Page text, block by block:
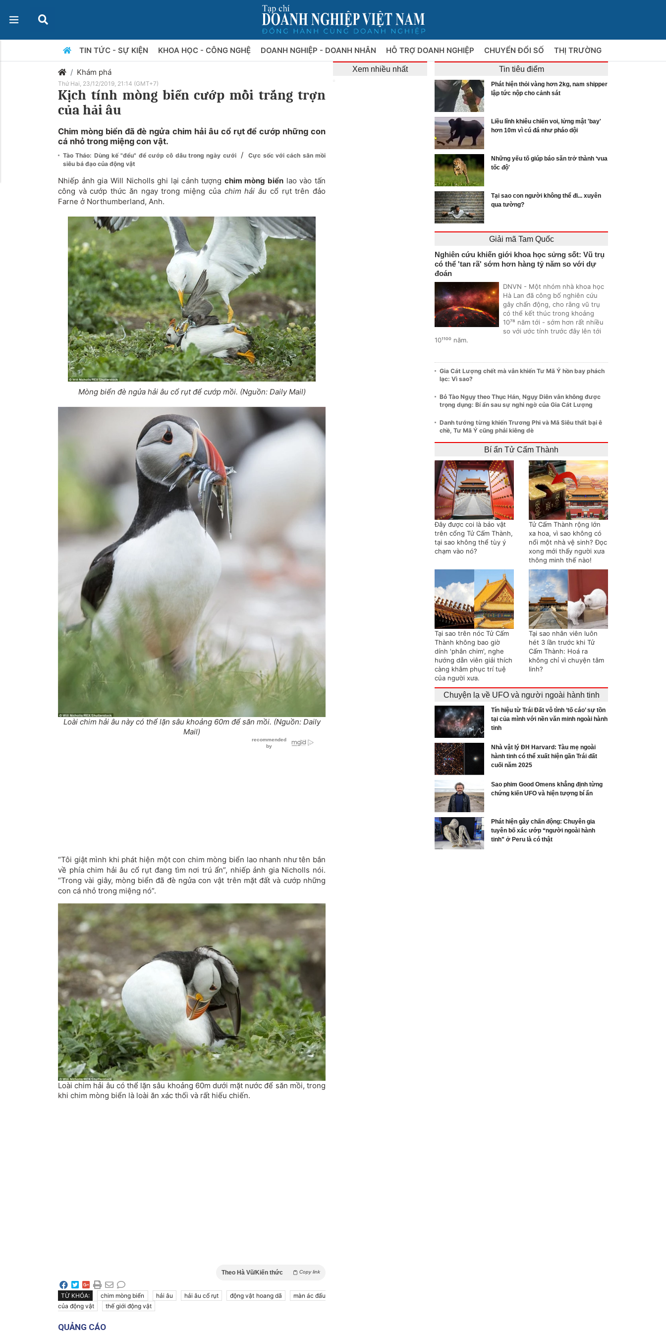
TIN TỨC - SỰ KIỆN KHOA HỌC - CÔNG NGHỆ DOANH NGHIỆP - DOANH NHÂN HỖ TRỢ DOANH NGHIỆP CHUYỂN ĐỔI SỐ THỊ TRƯỜNG
Khám phá
Thứ Hai, 23/12/2019, 21:14 (GMT+7)
Kịch tính mòng biển cướp mồi trắng trợn
của hải âu
Chim mòng biển đã đè ngửa chim hải âu cổ rụt để cướp những con
cá nhỏ trong miệng con vật.
Tào Tháo: Dùng kế "đểu" để cướp cô dâu trong ngày cưới /
Cực sốc với cách săn mồi
siêu bá đạo của động vật
Nhiếp ảnh gia Will Nicholls ghi lại cảnh tượng chim mòng biển lao vào tấn
công và cướp thức ăn ngay trong miệng của chim hải âu cổ rụt trên đảo
Farne ở Northumberland, Anh.
Mòng biển đè ngửa hải âu cổ rụt để cướp mồi. (Nguồn: Daily Mail)
Loài chim hải âu này có thể lặn sâu khoảng 60m để săn mồi. (Nguồn: Daily
Mail)
“Tôi giật mình khi phát hiện một con chim mòng biển lao nhanh như tên bắn
về phía chim hải âu cổ rụt đang tìm nơi trú ẩn”, nhiếp ảnh gia Nicholls nói.
“Trong vài giây, mòng biển đã đè ngửa con vật trên mặt đất và cướp những
con cá nhỏ trong miệng nó”.
Loài chim hải âu có thể lặn sâu khoảng 60m dưới mặt nước để săn mồi, trong
khi chim mòng biển là loài ăn xác thối và rất hiếu chiến.
Theo Hà Vũ/Kiến thức Copy link
TỪ KHÓA: chim mòng biển hải âu hải âu cổ rụt động vật hoang dã
màn ác đấu
của động vật
thế giới động vật
QUẢNG CÁO
Xem nhiều nhất Tin tiêu điểm
Phát hiện thỏi vàng hơn 2kg, nam shipper
lập tức nộp cho cảnh sát
Liều lĩnh khiêu chiến voi, lửng mật 'bay'
hơn 10m vì cú đá như pháo dội
Những yếu tố giúp báo săn trở thành ‘vua
tốc độ'
Tại sao con người không thể đi... xuyên
qua tường?
Giải mã Tam Quốc
Nghiên cứu khiến giới khoa học sửng sốt: Vũ trụ
có thể 'tan rã' sớm hơn hàng tỷ năm so với dự
đoán
DNVN - Một nhóm nhà khoa học
Hà Lan đã công bố nghiên cứu
gây chấn động, cho rằng vũ trụ
có thể kết thúc trong khoảng
10⁷⁸ năm tới - sớm hơn rất nhiều
so với ước tính trước đây lên tới
10¹¹⁰⁰ năm.
Gia Cát Lượng chết mà vẫn khiến Tư Mã Ý hồn bay phách
lạc: Vì sao?
Bỏ Tào Ngụy theo Thục Hán, Ngụy Diên vẫn không được
trọng dụng: Bí ẩn sau sự nghi ngờ của Gia Cát Lượng
Danh tướng từng khiến Trương Phi và Mã Siêu thất bại ê
chề, Tư Mã Ý cũng phải kiêng dè
Bí ẩn Tử Cấm Thành
Đây được coi là bảo vật
trên cổng Tử Cấm Thành,
tại sao không thể tùy ý
chạm vào nó?
Tử Cấm Thành rộng lớn
xa hoa, vì sao không có
nổi một nhà vệ sinh? Đọc
xong mới thấy người xưa
thông minh thế nào!
Tại sao trên nóc Tử Cấm
Thành không bao giờ
dính 'phân chim', nghe
hướng dẫn viên giải thích
càng khâm phục trí tuệ
của người xưa.
Tại sao nhân viên luôn
hét 3 lần trước khi Tử
Cấm Thành: Hoá ra
không chỉ vì chuyện tâm
linh?
Chuyện lạ về UFO và người ngoài hành tinh
Tín hiệu từ Trái Đất vô tình ‘tố cáo’ sự tồn
tại của mình với nền văn minh ngoài hành
tinh
Nhà vật lý ĐH Harvard: Tàu mẹ ngoài
hành tinh có thể xuất hiện gần Trái đất
cuối năm 2025
Sao phim Good Omens khẳng định từng
chứng kiến UFO và hiện tượng bí ẩn
Phát hiện gây chấn động: Chuyên gia
tuyên bố xác ướp “người ngoài hành
tinh” ở Peru là có thật